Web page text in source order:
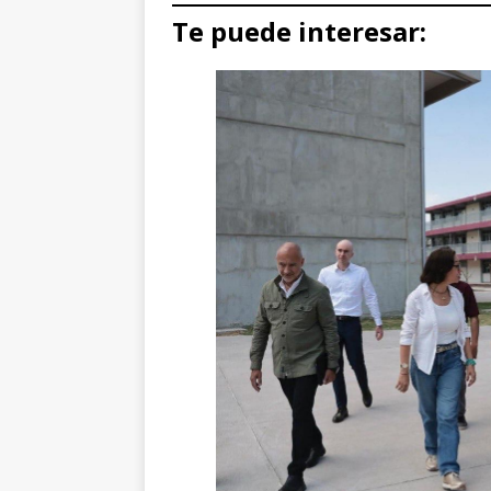
Te puede interesar: